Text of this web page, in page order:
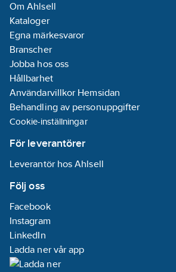
Om Ahlsell
Kataloger
Egna märkesvaror
Branscher
Jobba hos oss
Hållbarhet
Användarvillkor Hemsidan
Behandling av personuppgifter
Cookie-inställningar
För leverantörer
Leverantör hos Ahlsell
Följ oss
Facebook
Instagram
LinkedIn
Ladda ner vår app